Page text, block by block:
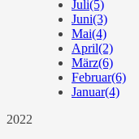
Juli(5)
Juni(3)
Mai(4)
April(2)
März(6)
Februar(6)
Januar(4)
2022